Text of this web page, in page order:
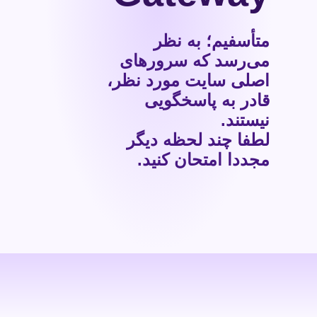
متأسفیم؛ به نظر
می‌رسد که سرورهای
اصلی سایت مورد نظر،
قادر به پاسخگویی
نیستند.
لطفا چند لحظه دیگر
مجددا امتحان کنید.